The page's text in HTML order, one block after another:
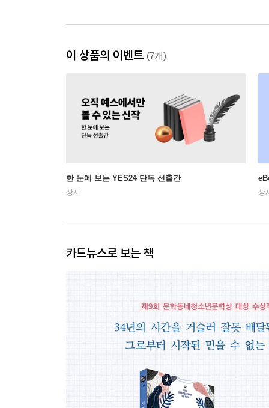
이 상품의 이벤트 (7개)
한 눈에 보는 YES24 단독 선출간
상시 상
카드뉴스로 보는 책